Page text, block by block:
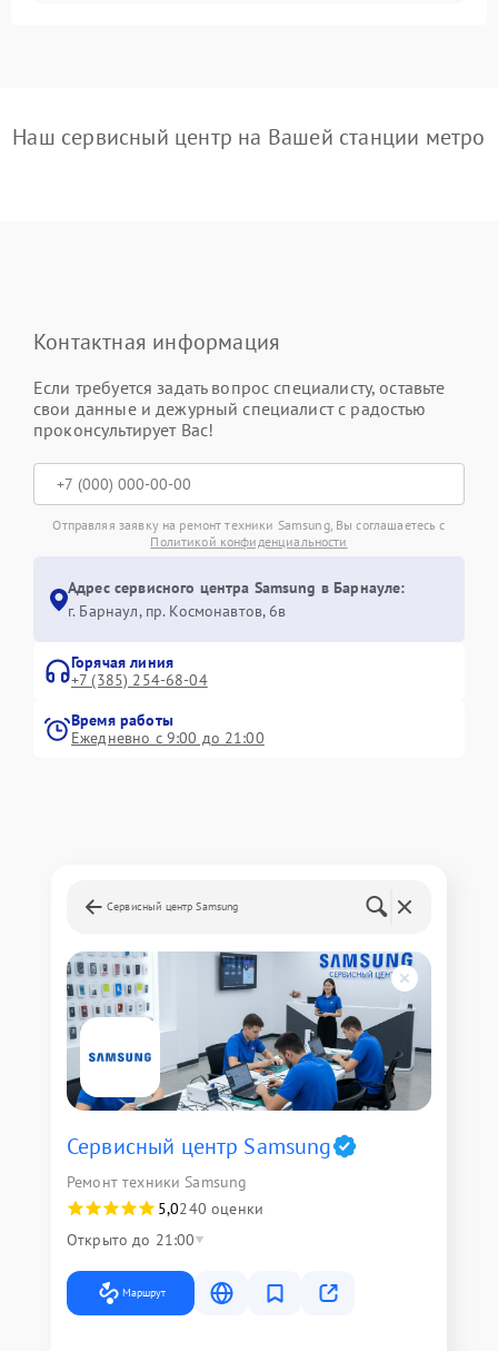
Наш сервисный центр на Вашей станции метро
Контактная информация
Если требуется задать вопрос специалисту, оставьте
свои данные и дежурный специалист с радостью
проконсультирует Вас!
Отправляя заявку на ремонт техники Samsung, Вы соглашаетесь с
Политикой конфиденциальности
Адрес сервисного центра Samsung в Барнауле:
г. Барнаул, ​пр. Космонавтов, 6в
Горячая линия
+7 (385) 254-68-04
Время работы
Ежедневно с 9:00 до 21:00
Сервисный центр Samsung
Сервисный центр Samsung
Ремонт техники Samsung
5,0240 оценки
Открыто до 21:00
Маршрут